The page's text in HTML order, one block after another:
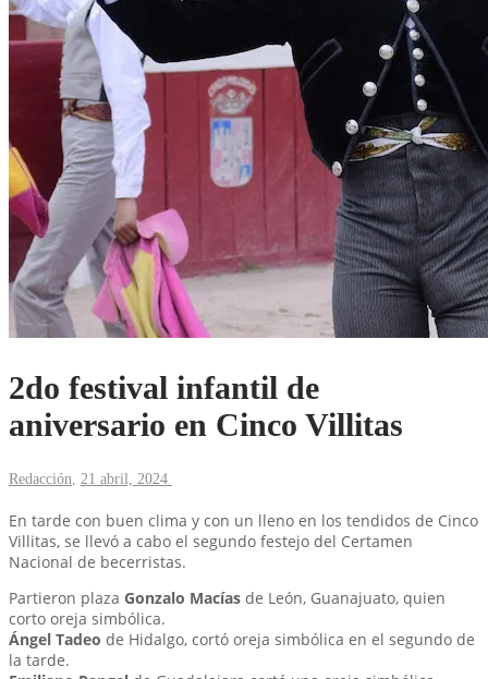
2do festival infantil de
aniversario en Cinco Villitas
Redacción, 21 abril, 2024
En tarde con buen clima y con un lleno en los tendidos de Cinco
Villitas, se llevó a cabo el segundo festejo del Certamen
Nacional de becerristas.
Partieron plaza Gonzalo Macías de León, Guanajuato, quien
corto oreja simbólica.
Ángel Tadeo de Hidalgo, cortó oreja simbólica en el segundo de
la tarde.